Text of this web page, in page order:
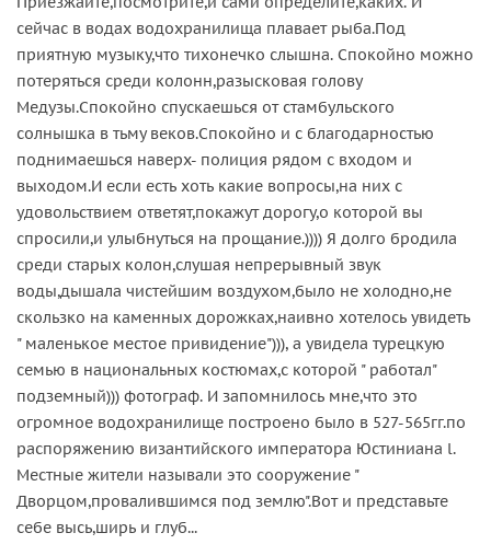
сейчас в водах водохранилища плавает рыба.Под
приятную музыку,что тихонечко слышна. Спокойно можно
потеряться среди колонн,разысковая голову
Медузы.Спокойно спускаешься от стамбульского
солнышка в тьму веков.Спокойно и с благодарностью
поднимаешься наверх- полиция рядом с входом и
выходом.И если есть хоть какие вопросы,на них с
удовольствием ответят,покажут дорогу,о которой вы
спросили,и улыбнуться на прощание.)))) Я долго бродила
среди старых колон,слушая непрерывный звук
воды,дышала чистейшим воздухом,было не холодно,не
скользко на каменных дорожках,наивно хотелось увидеть
" маленькое местое привидение"))), а увидела турецкую
семью в национальных костюмах,с которой " работал"
подземный))) фотограф. И запомнилось мне,что это
огромное водохранилище построено было в 527-565гг.по
распоряжению византийского императора Юстиниана l.
Местные жители называли это сооружение "
Дворцом,провалившимся под землю".Вот и представьте
себе высь,ширь и глуб...